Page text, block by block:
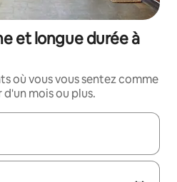
et longue durée à
où vous vous sentez comme
mois ou plus.
utilisez les flèches vers le